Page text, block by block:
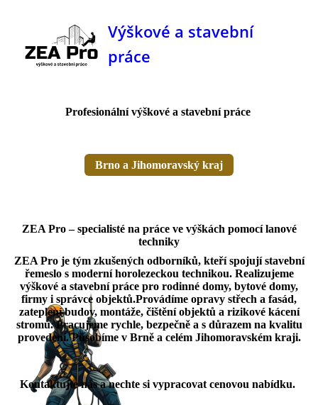
Výškové a stavební
práce
Profesionální výškové a stavební práce
Brno a Jihomoravský kraj
ZEA Pro – specialisté na práce ve výškách pomocí lanové
techniky
ZEA Pro je tým zkušených odborníků, kteří spojují stavební
řemeslo s moderní horolezeckou technikou. Realizujeme
výškové a stavební práce pro rodinné domy, bytové domy,
firmy i správce objektů.Provádíme opravy střech a fasád,
zateplení budov, montáže, čištění objektů a rizikové kácení
stromů. Pracujeme rychle, bezpečně a s důrazem na kvalitu
provedení. Působíme v Brně a celém Jihomoravském kraji.
Kontaktujte nása nechte si vypracovat cenovou nabídku.